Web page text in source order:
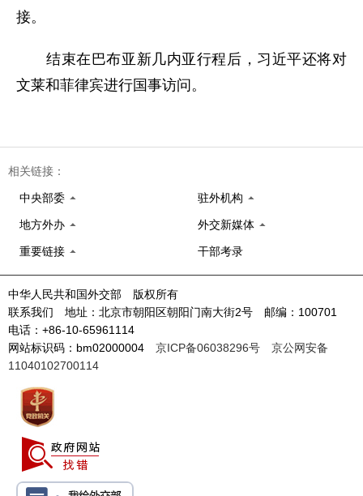
接。
结束在巴布亚新几内亚行程后，习近平还将对
文莱和菲律宾进行国事访问。
相关链接：
中央部委 驻外机构
地方外办 外交新媒体
重要链接 干部考录
中华人民共和国外交部 版权所有
联系我们 地址：北京市朝阳区朝阳门南大街2号 邮编：100701
电话：+86-10-65961114
网站标识码：bm02000004 京ICP备06038296号
京公网安备
11040102700114